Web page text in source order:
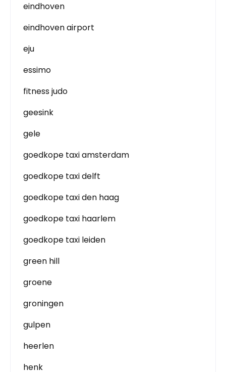
eindhoven
eindhoven airport
eju
essimo
fitness judo
geesink
gele
goedkope taxi amsterdam
goedkope taxi delft
goedkope taxi den haag
goedkope taxi haarlem
goedkope taxi leiden
green hill
groene
groningen
gulpen
heerlen
henk